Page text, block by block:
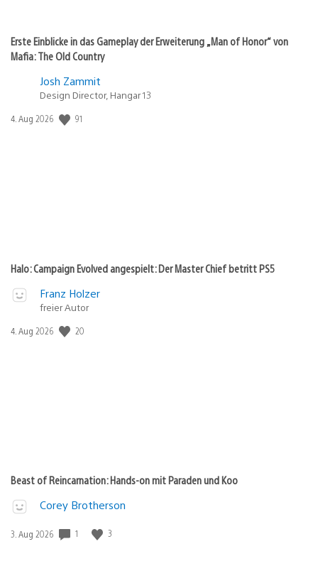
Erste Einblicke in das Gameplay der Erweiterung „Man of Honor“ von
Mafia: The Old Country
Josh Zammit
Design Director, Hangar 13
Veröffentlichungsdatum:
4. Aug 2026 91
Halo: Campaign Evolved angespielt: Der Master Chief betritt PS5
Franz Holzer
freier Autor
Veröffentlichungsdatum:
4. Aug 2026 20
Beast of Reincarnation: Hands-on mit Paraden und Koo
Corey Brotherson
Veröffentlichungsdatum:
3. Aug 2026 1 3